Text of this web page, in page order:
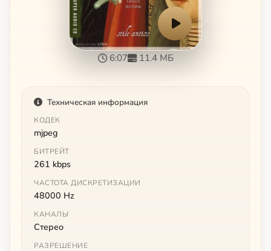
6:07 11.4 МБ
Техническая информация
КОДЕК
mjpeg
БИТРЕЙТ
261 kbps
ЧАСТОТА ДИСКРЕТИЗАЦИИ
48000 Hz
КАНАЛЫ
Стерео
РАЗРЕШЕНИЕ